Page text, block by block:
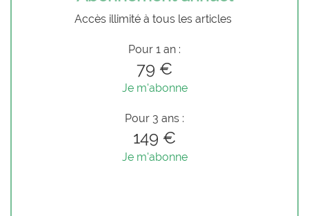
Accès illimité à tous les articles
Pour 1 an :
79 €
Je m'abonne
Pour 3 ans :
149 €
Je m'abonne